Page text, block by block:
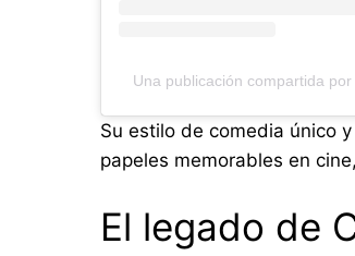
Una publicación compartida
Su estilo de comedia único
papeles memorables en
El legado de